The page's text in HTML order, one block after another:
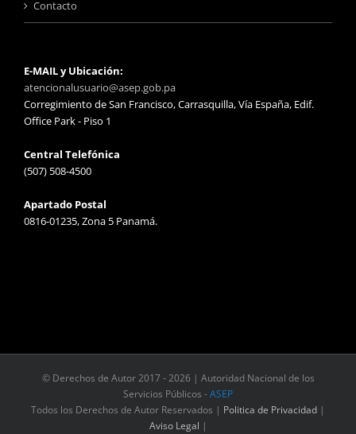
Contacto
E-MAIL y Ubicación:
atencionalusuario@asep.gob.pa
Corregimiento de San Francisco, Carrasquilla, Vía España, Edif.
Office Park - Piso 1
Central Telefónica
(507) 508-4500
Apartado Postal
0816-01235, Zona 5 Panamá.
© Derechos de Autor 2017 -2026 | Autoridad Nacional de los
Servicios Públicos -ASEP
Todos los Derechos de Autor Reservados | Politica de Privacidad |
Aviso Legal |